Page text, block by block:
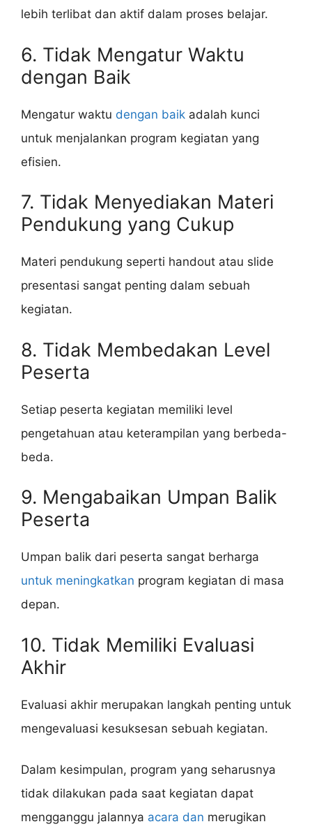
lebih terlibat dan aktif dalam proses belajar.
6. Tidak Mengatur Waktu
dengan Baik
Mengatur waktu dengan baik adalah kunci
untuk menjalankan program kegiatan yang
efisien.
7. Tidak Menyediakan Materi
Pendukung yang Cukup
Materi pendukung seperti handout atau slide
presentasi sangat penting dalam sebuah
kegiatan.
8. Tidak Membedakan Level
Peserta
Setiap peserta kegiatan memiliki level
pengetahuan atau keterampilan yang berbeda-
beda.
9. Mengabaikan Umpan Balik
Peserta
Umpan balik dari peserta sangat berharga
untuk meningkatkan program kegiatan di masa
depan.
10. Tidak Memiliki Evaluasi
Akhir
Evaluasi akhir merupakan langkah penting untuk
mengevaluasi kesuksesan sebuah kegiatan.
Dalam kesimpulan, program yang seharusnya
tidak dilakukan pada saat kegiatan dapat
mengganggu jalannya acara dan merugikan